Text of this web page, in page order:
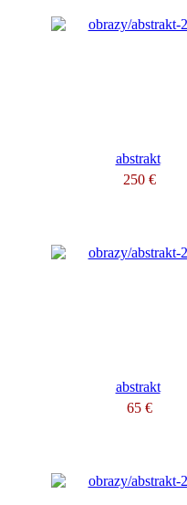
abstrakt
250 €
abstrakt
65 €